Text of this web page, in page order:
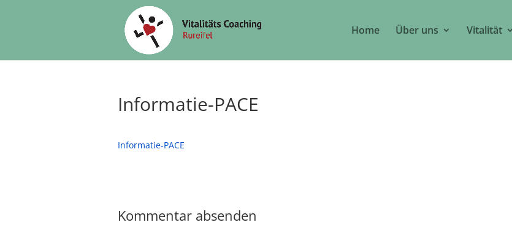
Home Über uns Vitalität
Informatie-PACE
Informatie-PACE
Kommentar absenden